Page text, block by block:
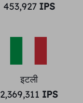
453,927IPS
इटली
2,369,311 IPS